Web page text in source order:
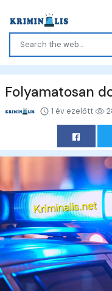
Folyamatosan
1 év ezelőtt